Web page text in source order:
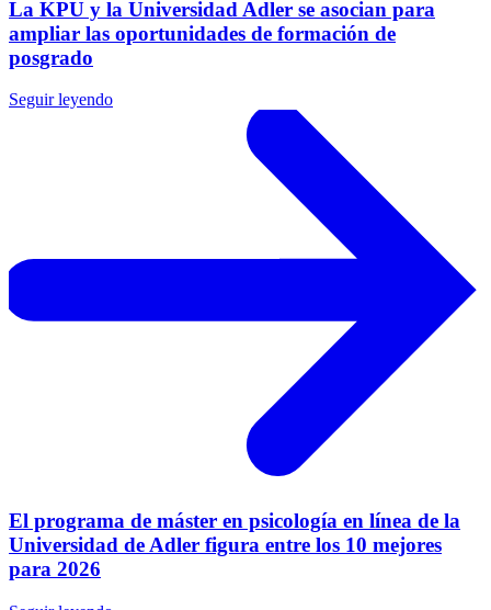
La KPU y la Universidad Adler se asocian para
ampliar las oportunidades de formación de
posgrado
Seguir leyendo
El programa de máster en psicología en línea de la
Universidad de Adler figura entre los 10 mejores
para 2026